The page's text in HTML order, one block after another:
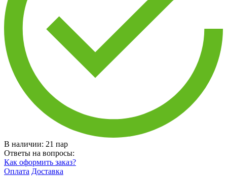
В наличии: 21 пар
Ответы на вопросы:
Как оформить заказ?
Оплата Доставка